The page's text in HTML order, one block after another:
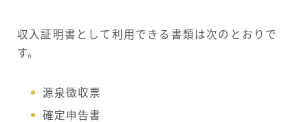
収入証明書として利用できる書類は次のとおりで
す。
源泉徴収票
確定申告書